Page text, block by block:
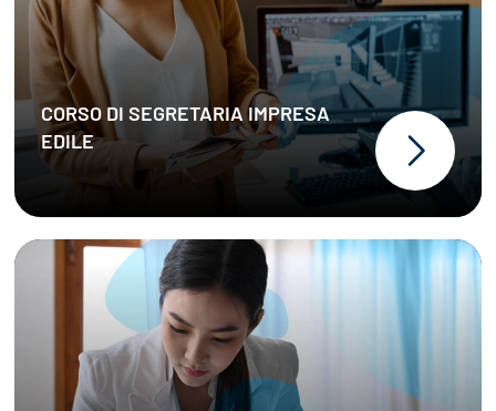
CORSO DI SEGRETARIA IMPRESA
EDILE